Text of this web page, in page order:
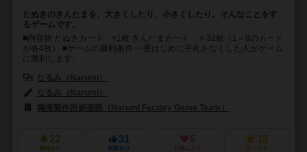
たぬきのきんたまを、大きくしたり、小さくしたり。そんなことをす
るゲームです。
■内容物 たぬきカード ×1枚 きんたまカード × 32枚（1～8のカード
が各4枚） ■ゲームの勝利条件 一番はじめに手札をなくした人がゲーム
に勝利します。...
なるみ（Narumi）
なるみ（Narumi）
鳴海製作所娯楽部（Narumi Factory Game Team）
22
興味あり
31
経験あり
5
お気に入り
13
持ってる